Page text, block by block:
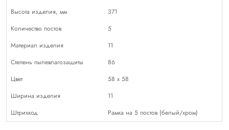
Высота изделия, мм
371
Количество постов
5
Материал изделия
11
Степень пылевлагозащиты
86
Цвет
58 х 58
Ширина изделия
11
Штрихкод
Рамка на 5 постов (белый/хром)